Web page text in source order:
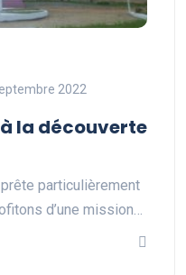
2022
la découverte
particulièrement
d’une mission…